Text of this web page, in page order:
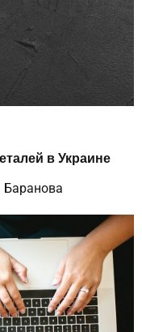
в Украине
Баранова